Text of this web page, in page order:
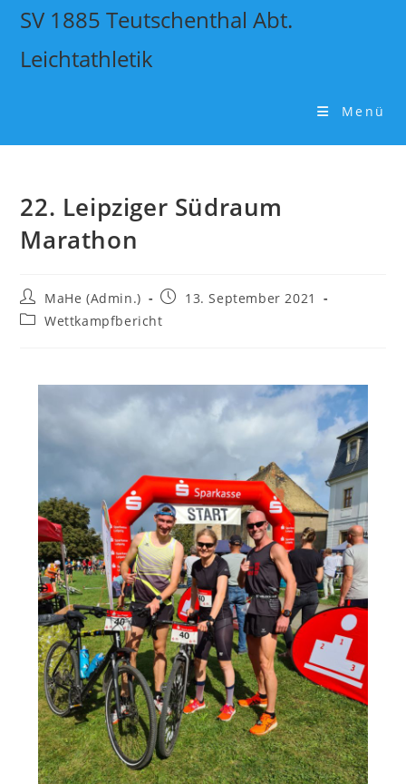
SV 1885 Teutschenthal Abt.
Leichtathletik
Menü
22. Leipziger Südraum
Marathon
MaHe (Admin.)
13. September 2021
Wettkampfbericht